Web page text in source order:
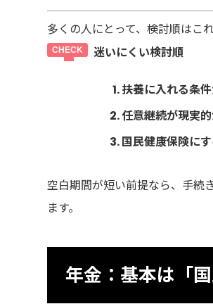
多くの人にとって、検討順はこ
迷いにくい検討順
扶養に入れる条
任意継続が現実
国民健康保険に
空白期間が短い前提なら、手続
ます。
年金：基本は「